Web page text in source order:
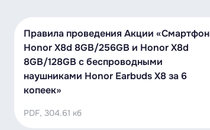
Правила проведения Акции «Смартфон
Honor X8d 8GB/256GB и Honor X8d
8GB/128GB с беспроводными
наушниками Honor Earbuds X8 за 6
копеек»
PDF, 304.61 кб